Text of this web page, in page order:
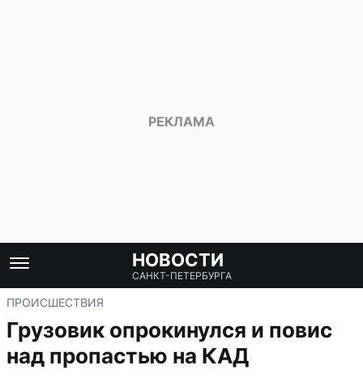
НОВОСТИ
САНКТ-ПЕТЕРБУРГА
ПРОИСШЕСТВИЯ
Грузовик опрокинулся и повис
над пропастью на КАД